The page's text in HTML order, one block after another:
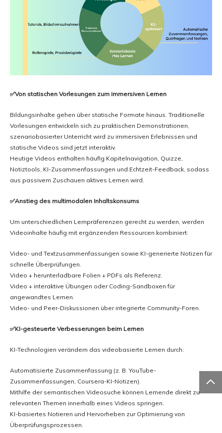
✅Von statischen Vorlesungen zum immersiven Lernen
Bildungsinhalte gehen über statische Formate hinaus. Traditionelle
Vorlesungen entwickeln sich zu praktischen Demonstrationen,
szenariobasierter Unterricht wird zu immersiven Erlebnissen und
statische Videos sind jetzt interaktiv.
Heutige Videos enthalten häufig Kapitelnavigation, Quizze,
Notiztools, KI-Zusammenfassungen und Echtzeit-Feedback, sodass
aus passivem Zuschauen aktives Lernen wird.
✅Anstieg des multimodalen Inhaltskonsums
Um unterschiedlichen Lernpräferenzen gerecht zu werden, werden
Videoinhalte häufig mit ergänzenden Ressourcen kombiniert:
Video- und Textzusammenfassungen sowie KI-generierte Notizen für
schnelle Überprüfungen.
Video + herunterladbare Folien + PDFs als Referenz.
Video + interaktive Übungen oder Coding-Sandboxen für
angewandtes Lernen.
Video- und Peer-Diskussionen über integrierte Community-Foren.
✅KI-gesteuerte Verbesserungen beim Lernen
KI-Technologien verändern das videobasierte Lernen durch:
Automatisierte Zusammenfassung (z. B. YouTube-
Zusammenfassungen, Coursera-KI-Notizen).
Mithilfe der semantischen Videosuche können Lernende direkt zu
relevanten Themen innerhalb eines Videos springen.
KI-basiertes Notieren und Hervorheben zur Optimierung von
Überprüfungsprozessen.
